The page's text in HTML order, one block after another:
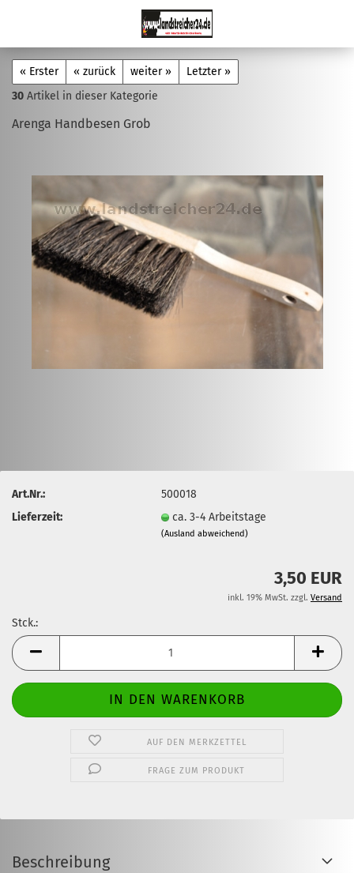
« Erster « zurück weiter »
Letzter »
30 Artikel in dieser Kategorie
Arenga Handbesen Grob
Art.Nr.:
500018
Lieferzeit:
ca. 3-4 Arbeitstage
(Ausland abweichend)
3,50 EUR
inkl. 19% MwSt. zzgl. Versand
Stck.:
Stck.
AUF DEN MERKZETTEL
FRAGE ZUM PRODUKT
Beschreibung